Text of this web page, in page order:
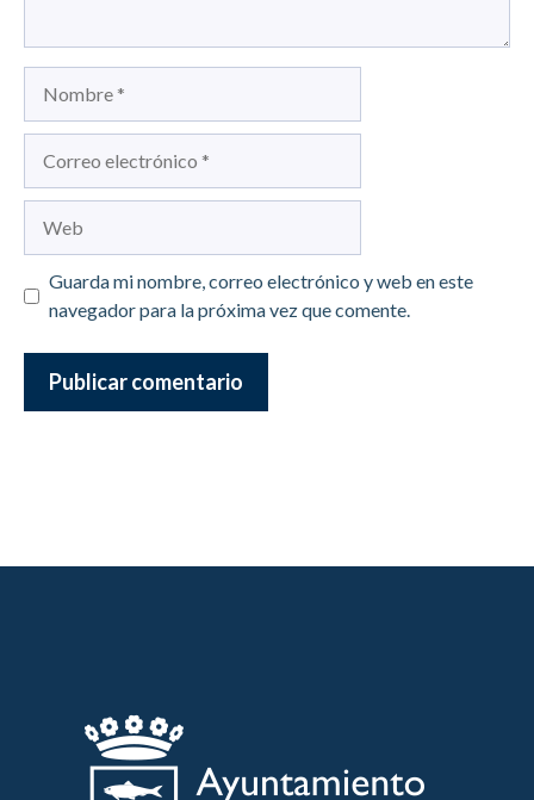
electrónico
Guarda mi nombre, correo electrónico y web en este
navegador para la próxima vez que comente.